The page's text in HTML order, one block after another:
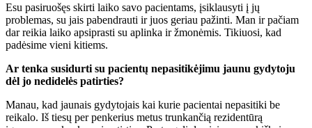
Esu pasiruošęs skirti laiko savo pacientams, įsiklausyti į jų
problemas, su jais pabendrauti ir juos geriau pažinti. Man ir pačiam
dar reikia laiko apsiprasti su aplinka ir žmonėmis. Tikiuosi, kad
padėsime vieni kitiems.
Ar tenka susidurti su pacientų nepasitikėjimu jaunu gydytoju
dėl jo nedidelės patirties?
Manau, kad jaunais gydytojais kai kurie pacientai nepasitiki be
reikalo. Iš tiesų per penkerius metus trunkančią rezidentūrą